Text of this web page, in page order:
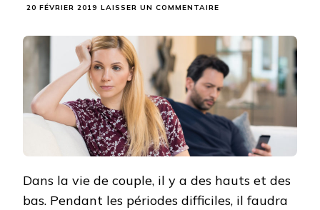
20 FÉVRIER 2019 LAISSER UN COMMENTAIRE
PAR
LESQUELLES
UN
COUPLE
PASSE
Dans la vie de couple, il y a des hauts et des
bas. Pendant les périodes difficiles, il faudra